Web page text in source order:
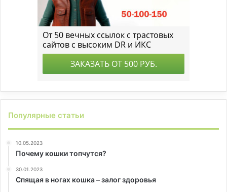
Популярные статьи
10.05.2023
Почему кошки топчутся?
30.01.2023
Спящая в ногах кошка – залог здоровья